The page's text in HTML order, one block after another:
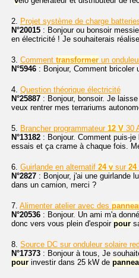
2. Projet système de charge
N°20015 : Bonjour ou bonsoir
en électricité ! Je souhaiterais
3. Comment transformer un
N°5946 : Bonjour, Comment bricoler
4. Question théorique électricité
N°25887 : Bonjour, bonsoir. Je
veux rentrer mes terrariums
5. Brancher programmateur 12 V 30
N°13182 : Bonjour. Comment puis-
essais et ça crame à chaque fois.
6. Guirlande en alternatif 24 v sur 24
N°2827 : Bonjour, j'ai une guirlande
dans un camion, merci ?
7. Alimenter atelier avec des
N°20536 : Bonjour. Un ami m'a
donc vers vous plein d'espoir pour
8. Source DC sur onduleur solaire
N°17373 : Bonjour à tous, Je
pour investir dans 25 kW de